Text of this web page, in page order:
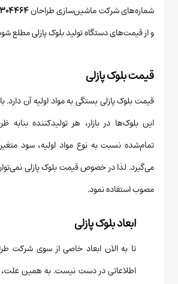
شماره‌های شرکت ماشین‌سازی طراحان
و از قیمت‌های دستگاه تولید بلوک پازلی مطلع
قیمت بلوک پازلی
قیمت بلوک پازلی بستگی به مواد اولیه آن
این بلوک‌ها در بازار، هر تولیدکننده
تمام‌شده نسبت به نوع مواد اولیه، سود
می‌گیرد. لذا در خصوص قیمت بلوک پازلی
مصوب استفاده نمود.
ابعاد بلوک پازلی
تا به الان ابعاد خاصی از سوی شرکت
اطلاعاتی در دست نیست. به همین